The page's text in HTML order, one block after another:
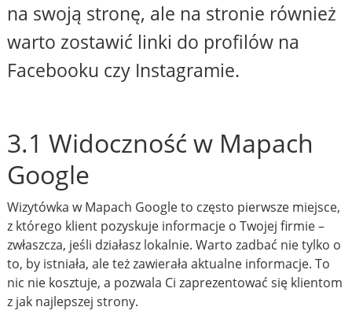
na swoją stronę, ale na stronie również
warto zostawić linki do profilów na
Facebooku czy Instagramie.
3.1 Widoczność w Mapach
Google
Wizytówka w Mapach Google to często pierwsze miejsce,
z którego klient pozyskuje informacje o Twojej firmie –
zwłaszcza, jeśli działasz lokalnie. Warto zadbać nie tylko o
to, by istniała, ale też zawierała aktualne informacje. To
nic nie kosztuje, a pozwala Ci zaprezentować się klientom
z jak najlepszej strony.